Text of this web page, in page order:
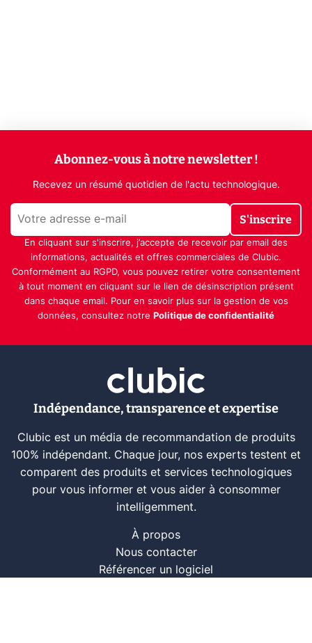
Abonnez-vous à notre newsletter !
Recevez un résumé quotidien de l'actu technologique.
S'inscrire
En cliquant sur s'inscrire, j’accepte de recevoir par email des
informations, actualités et offres commerciales de Clubic.
Conformément au RGPD, vous pouvez retirer votre consentement
à tout moment en cliquant sur le lien de désinscription présent
dans chaque email. Pour en savoir plus sur la gestion de vos
données, consultez notre Politique de confidentialité
Indépendance, transparence et expertise
Clubic est un média de recommandation de produits
100% indépendant. Chaque jour, nos experts testent et
comparent des produits et services technologiques
pour vous informer et vous aider à consommer
intelligemment.
À propos
Nous contacter
Référencer un logiciel